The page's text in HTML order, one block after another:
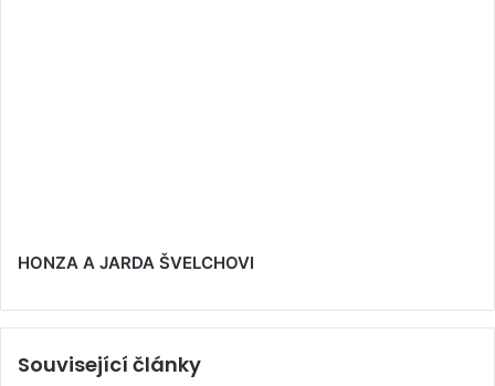
HONZA A JARDA ŠVELCHOVI
Související články